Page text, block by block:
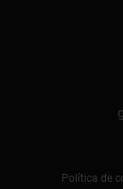
Política de